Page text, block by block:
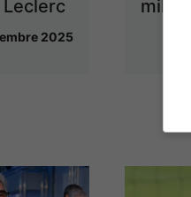
2025